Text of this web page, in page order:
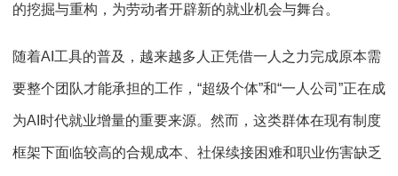
的挖掘与重构，为劳动者开辟新的就业机会与舞台。
随着AI工具的普及，越来越多人正凭借一人之力完成原本需
要整个团队才能承担的工作，“超级个体”和“一人公司”正在成
为AI时代就业增量的重要来源。然而，这类群体在现有制度
框架下面临较高的合规成本、社保续接困难和职业伤害缺乏